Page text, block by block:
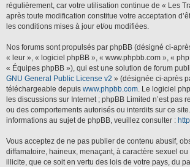
régulièrement, car votre utilisation continue de « Les
après toute modification constitue votre acceptation
les conditions mises à jour et/ou modifiées.
Nos forums sont propulsés par phpBB (désigné ci-
« leur », « logiciel phpBB », « www.phpbb.com », «
« Équipes phpBB »), qui est une solution de forum
GNU General Public License v2 » (désignée ci-après
téléchargeable depuis www.phpbb.com. Le logiciel
les discussions sur Internet ; phpBB Limited n’est pas
ou des comportements autorisés ou interdits sur ce
informations au sujet de phpBB, veuillez consulter :
Vous acceptez de ne pas publier de contenu abusif,
diffamatoire, haineux, menaçant, à caractère sexuel
illicite, que ce soit en vertu des lois de votre pays, du